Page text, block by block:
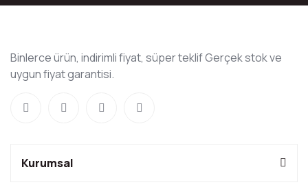
Binlerce ürün, indirimli fiyat, süper teklif Gerçek stok ve
uygun fiyat garantisi.
Kurumsal